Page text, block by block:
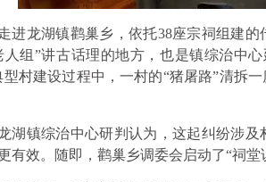
进龙湖镇鹳巢乡，依托38座宗祠组建
人组”讲古话理的地方，也是镇综治中
型村建设过程中，一村的“猪屠路”清拆
湖镇综治中心研判认为，这起纠纷涉
有效。随即，鹳巢乡调委会启动了“祠堂